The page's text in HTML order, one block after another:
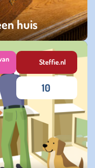
huis
Steffie.nl
10